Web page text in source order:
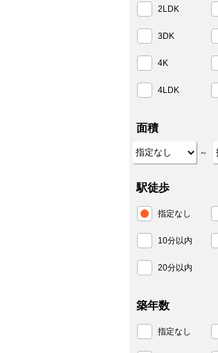
2LDK
3DK
4K
4LDK
面積
～
駅徒歩
指定なし
10分以内
20分以内
築年数
指定なし